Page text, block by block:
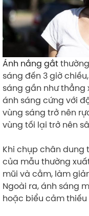
Ánh nắng gắt
sáng đến 3 giờ
sáng gần như thẳng
ánh sáng cứng với
vùng sáng trở nên
vùng tối lại trở nên
Khi chụp chân dung
của mẫu thường
mũi và cằm, làm
Ngoài ra, ánh sáng
hoặc biểu cảm